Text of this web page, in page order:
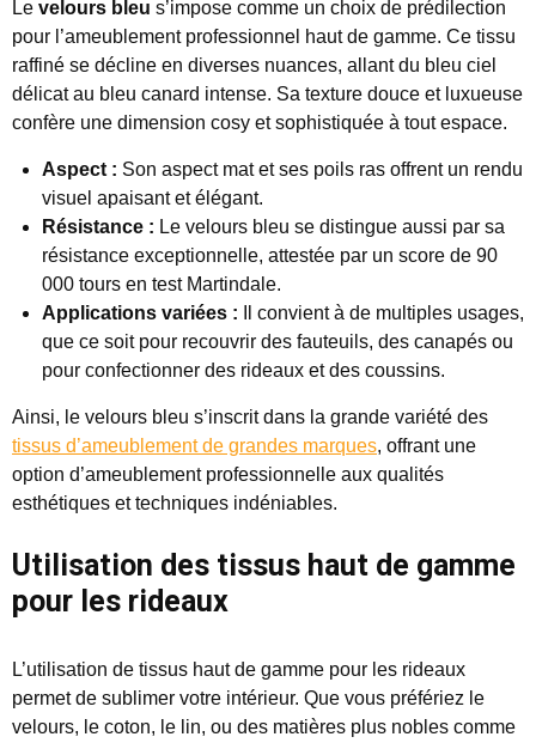
Le velours bleu s’impose comme un choix de prédilection
pour l’ameublement professionnel haut de gamme. Ce tissu
raffiné se décline en diverses nuances, allant du bleu ciel
délicat au bleu canard intense. Sa texture douce et luxueuse
confère une dimension cosy et sophistiquée à tout espace.
Aspect : Son aspect mat et ses poils ras offrent un rendu
visuel apaisant et élégant.
Résistance : Le velours bleu se distingue aussi par sa
résistance exceptionnelle, attestée par un score de 90
000 tours en test Martindale.
Applications variées : Il convient à de multiples usages,
que ce soit pour recouvrir des fauteuils, des canapés ou
pour confectionner des rideaux et des coussins.
Ainsi, le velours bleu s’inscrit dans la grande variété des
tissus d’ameublement de grandes marques, offrant une
option d’ameublement professionnelle aux qualités
esthétiques et techniques indéniables.
Utilisation des tissus haut de gamme
pour les rideaux
L’utilisation de tissus haut de gamme pour les rideaux
permet de sublimer votre intérieur. Que vous préfériez le
velours, le coton, le lin, ou des matières plus nobles comme